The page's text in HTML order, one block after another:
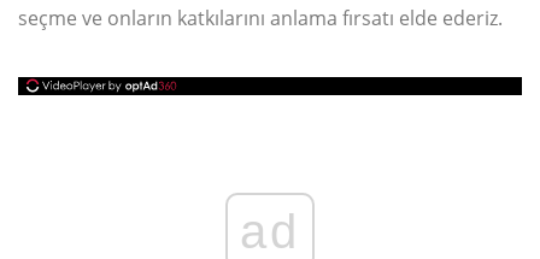
seçme ve onların katkılarını anlama fırsatı elde ederiz.
ad